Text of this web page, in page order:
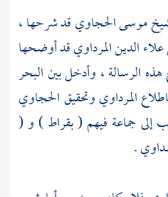
موسى الحجاويقد شرحها ،
الدين المرداويقد أوضحها
الرسالة ، وأدخل بين البحر
المرداويوتحقيقالحجاوي
إلى جماعة فيهم (بقراط) و (
.